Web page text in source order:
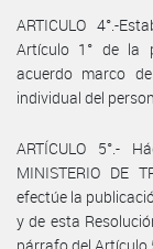
ARTICULO 4°.-
Artículo 1° de la
acuerdo marco
individual del
ARTÍCULO 5°.-
MINISTERIO DE
efectúe la
y de esta
párrafo del Artículo